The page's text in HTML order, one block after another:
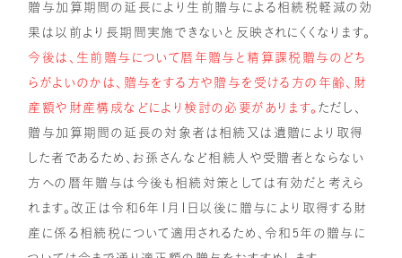
贈与加算期間の延長により生前贈与による相続税軽減の効
果は以前より長期間実施できないと反映されにくくなります。
今後は、生前贈与について暦年贈与と精算課税贈与のどち
らがよいのかは、贈与をする方や贈与を受ける方の年齢、財
産額や財産構成などにより検討の必要があります。 ただし、
贈与加算期間の延長の対象者は相続又は遺贈により取得
した者であるため、お孫さんなど相続人や受贈者とならない
方への暦年贈与は今後も相続対策としては有効だと考えら
れます。改正は令和6年1月1日以後に贈与により取得する財
産に係る相続税について適用されるため、令和5年の贈与に